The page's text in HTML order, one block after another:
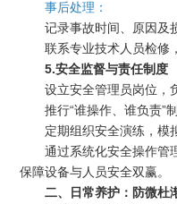
事后处理：
记录事故时间、原因及损
联系专业技术人员检修
5.安全监督与责任制度
设立安全管理员岗位，负
推行“谁操作、谁负责”制
定期组织安全演练，模拟
通过系统化安全操作管理
保障设备与人员安全双赢。
二、日常养护：防微杜